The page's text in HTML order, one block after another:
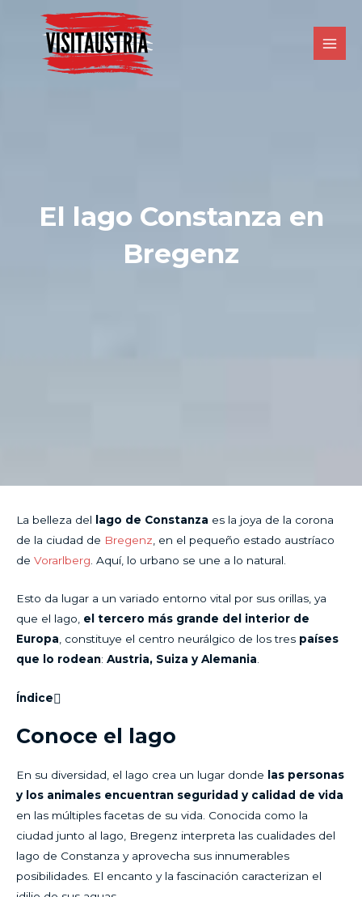
contenido
El lago Constanza en
Bregenz
La belleza del lago de Constanza es la joya de la corona
de la ciudad de Bregenz , en el pequeño estado austríaco
de Vorarlberg . Aquí, lo urbano se une a lo natural.
Esto da lugar a un variado entorno vital por sus orillas, ya
que el lago, el tercero más grande del interior de
Europa , constituye el centro neurálgico de los tres países
que lo rodean: Austria, Suiza y Alemania
Índice
Conoce el lago
En su diversidad, el lago crea un lugar donde
las personas
y los animales encuentran seguridad y calidad de vida
en las múltiples facetas de su vida. Conocida como la
ciudad junto al lago, Bregenz interpreta las cualidades del
lago de Constanza y aprovecha sus innumerables
posibilidades. El encanto y la fascinación caracterizan el